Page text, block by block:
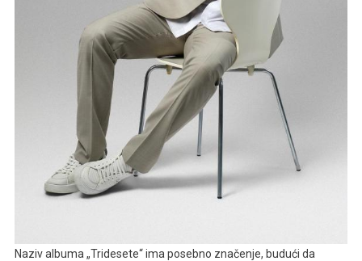
Naziv albuma „Tridesete“ ima posebno značenje, budući da